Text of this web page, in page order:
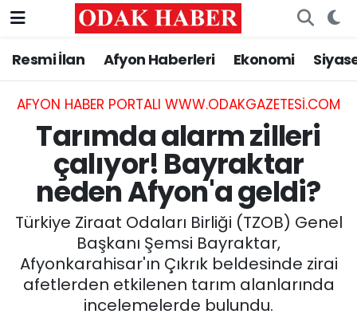
Resmi İlan Afyon Haberleri Ekonomi
AFYON HABER PORTALI WWW.ODAKGAZETESI.COM
Tarımda alarm zilleri
çalıyor! Bayraktar
neden Afyon'a geldi?
Türkiye Ziraat Odaları Birliği (TZOB) Genel
Başkanı Şemsi Bayraktar,
Afyonkarahisar'ın Çıkrık beldesinde zirai
afetlerden etkilenen tarım alanlarında
incelemelerde bulundu.
AFYONKARAHİSAR HABERLERİ
Resmi İlan
ASAYİŞ
GÜNCEL
SİYASET
EĞİTİM
MAGAZİN
Nöbetçi Eczaneler
Hava Durumu
Trafik Durumu
Süper Lig Puan Durumu ve Fikstür
Tüm Manşetler
Son Dakika Haberleri
Haber Arşivi